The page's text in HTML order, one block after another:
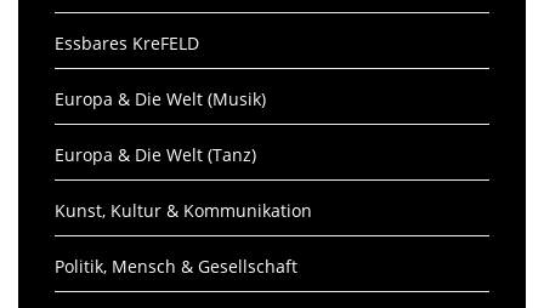
Essbares KreFELD
Europa & Die Welt (Musik)
Europa & Die Welt (Tanz)
Kunst, Kultur & Kommunikation
Politik, Mensch & Gesellschaft